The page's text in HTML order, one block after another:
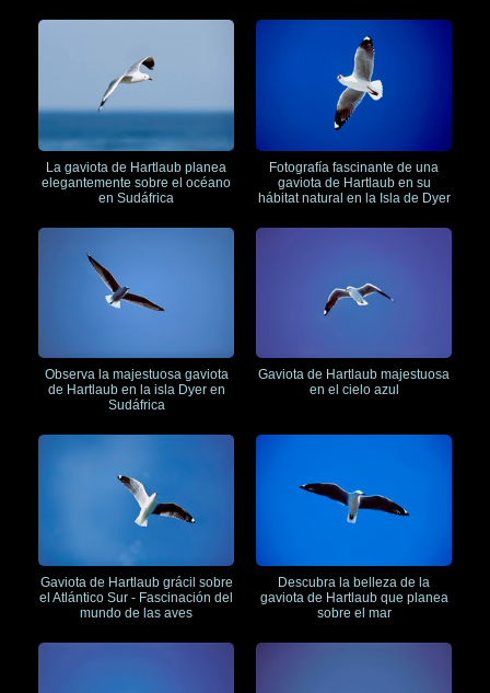
La gaviota de Hartlaub planea
elegantemente sobre el océano
en Sudáfrica
Fotografía fascinante de una
gaviota de Hartlaub en su
hábitat natural en la Isla de Dyer
Observa la majestuosa gaviota
de Hartlaub en la isla Dyer en
Sudáfrica
Gaviota de Hartlaub majestuosa
en el cielo azul
Gaviota de Hartlaub grácil sobre
el Atlántico Sur - Fascinación del
mundo de las aves
Descubra la belleza de la
gaviota de Hartlaub que planea
sobre el mar